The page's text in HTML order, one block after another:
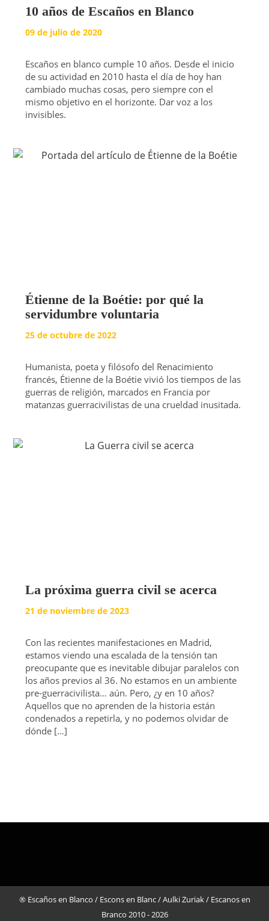
10 años de Escaños en Blanco
09 de julio de 2020
Escaños en blanco cumple 10 años. Desde el inicio
de su actividad en 2010 hasta el día de hoy han
cambiado muchas cosas, pero siempre con el
mismo objetivo en el horizonte. Dar voz a los
invisibles.
Étienne de la Boétie: por qué la
servidumbre voluntaria
25 de octubre de 2022
Humanista, poeta y filósofo del Renacimiento
francés, Étienne de la Boétie vivió los tiempos de las
guerras de religión, marcados en Francia por
matanzas guerracivilistas de una crueldad inusitada.
La próxima guerra civil se acerca
21 de noviembre de 2023
Con las recientes manifestaciones en Madrid,
estamos viendo una escalada de la tensión tan
preocupante que es inevitable dibujar paralelos con
los años previos al 36. No estamos en un ambiente
pre-guerracivilista… aún. Pero, ¿y en 10 años?
Aquellos que no aprenden de la historia están
condenados a repetirla, y no podemos olvidar de
dónde […]
® Escaños en Blanco / Escons en Blanc / Aulki Zuriak / Escanos en
Branco 2010 - 2026